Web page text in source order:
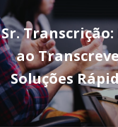
Sr. Transcrição:
ao
Soluções